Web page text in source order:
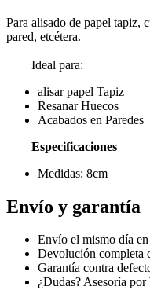
Para alisado de papel tapiz,
pared, etcétera.
Ideal para:
alisar papel Tapiz
Resanar Huecos
Acabados en Paredes
Especificaciones
Medidas: 8cm
Envío y garantía
Envío el mismo día
Devolución completa
Garantía contra
¿Dudas? Asesoría